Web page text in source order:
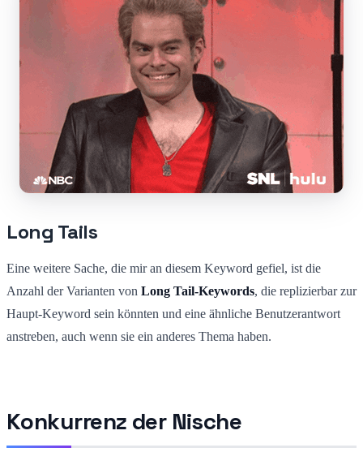
Long Tails
Eine weitere Sache, die mir an diesem Keyword gefiel, ist die
Anzahl der Varianten von Long Tail-Keywords, die replizierbar zur
Haupt-Keyword sein könnten und eine ähnliche Benutzerantwort
anstreben, auch wenn sie ein anderes Thema haben.
Konkurrenz der Nische